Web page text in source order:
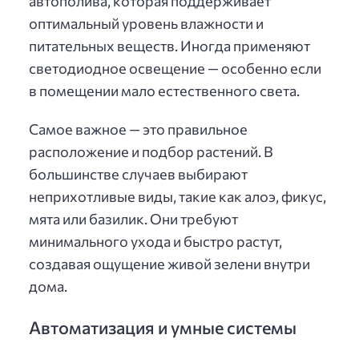
оптимальный уровень влажности и
питательных веществ. Иногда применяют
светодиодное освещение — особенно если
в помещении мало естественного света.
Самое важное — это правильное
расположение и подбор растений. В
большинстве случаев выбирают
неприхотливые виды, такие как алоэ, фикус,
мята или базилик. Они требуют
минимального ухода и быстро растут,
создавая ощущение живой зелени внутри
дома.
Автоматизация и умные системы